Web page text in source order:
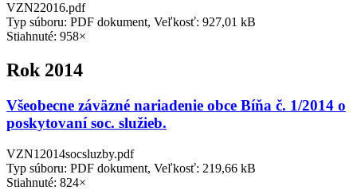
VZN22016.pdf
Typ súboru: PDF dokument, Veľkosť: 927,01 kB
Stiahnuté: 958×
Rok 2014
Všeobecne záväzné nariadenie obce Bíňa č. 1/2014 o
poskytovaní soc. služieb.
VZN12014socsluzby.pdf
Typ súboru: PDF dokument, Veľkosť: 219,66 kB
Stiahnuté: 824×